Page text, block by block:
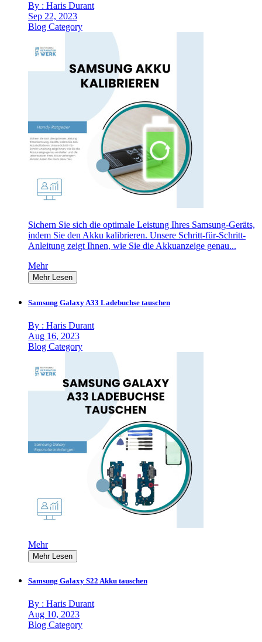
By : Haris Durant
Sep 22, 2023
Blog Category
Sichern Sie sich die optimale Leistung Ihres Samsung-Geräts,
indem Sie den Akku kalibrieren. Unsere Schritt-für-Schritt-
Anleitung zeigt Ihnen, wie Sie die Akkuanzeige genau...
Mehr
Mehr Lesen
Samsung Galaxy A33 Ladebuchse tauschen
By : Haris Durant
Aug 16, 2023
Blog Category
Mehr
Mehr Lesen
Samsung Galaxy S22 Akku tauschen
By : Haris Durant
Aug 10, 2023
Blog Category